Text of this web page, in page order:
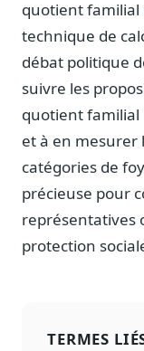
quotient
technique de
débat politique
suivre les
quotient familial
et à en mesurer
catégories de
précieuse pour
représentatives
protection
TERMES